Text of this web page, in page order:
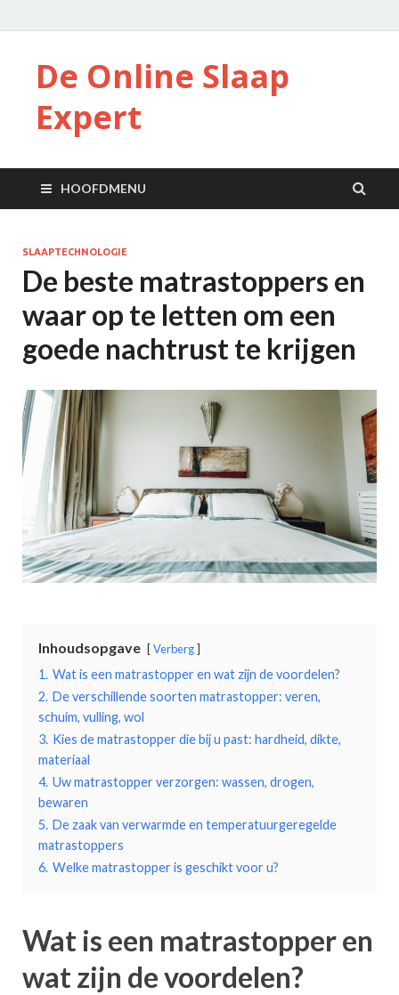
De Online Slaap
Expert
HOOFDMENU
SLAAPTECHNOLOGIE
De beste matrastoppers en
waar op te letten om een
goede nachtrust te krijgen
Inhoudsopgave Verberg
1. Wat is een matrastopper en wat zijn de voordelen?
2. De verschillende soorten matrastopper: veren,
schuim, vulling, wol
3. Kies de matrastopper die bij u past: hardheid, dikte,
materiaal
4. Uw matrastopper verzorgen: wassen, drogen,
bewaren
5. De zaak van verwarmde en temperatuurgeregelde
matrastoppers
6. Welke matrastopper is geschikt voor u?
Wat is een matrastopper en
wat zijn de voordelen?